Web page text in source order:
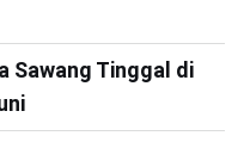
Sawang Tinggal di